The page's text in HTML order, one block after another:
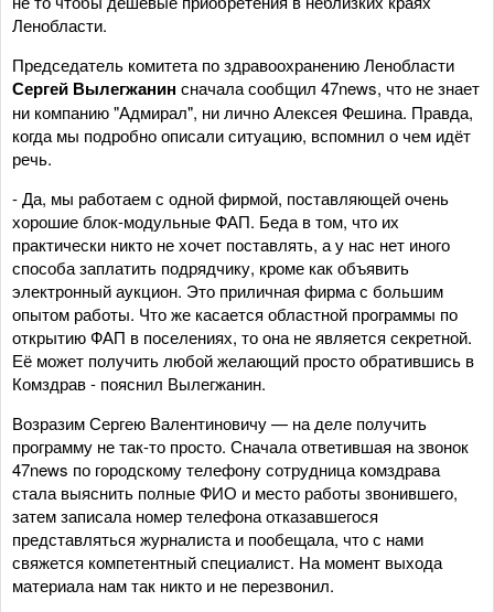
Ленобласти.
Председатель комитета по здравоохранению Ленобласти
Сергей Вылегжанин сначала сообщил 47news, что не знает
ни компанию "Адмирал", ни лично Алексея Фешина. Правда,
когда мы подробно описали ситуацию, вспомнил о чем идёт
речь.
- Да, мы работаем с одной фирмой, поставляющей очень
хорошие блок-модульные ФАП. Беда в том, что их
практически никто не хочет поставлять, а у нас нет иного
способа заплатить подрядчику, кроме как объявить
электронный аукцион. Это приличная фирма с большим
опытом работы. Что же касается областной программы по
открытию ФАП в поселениях, то она не является секретной.
Её может получить любой желающий просто обратившись в
Комздрав - пояснил Вылегжанин.
Возразим Сергею Валентиновичу — на деле получить
программу не так-то просто. Сначала ответившая на звонок
47news по городскому телефону сотрудница комздрава
стала выяснить полные ФИО и место работы звонившего,
затем записала номер телефона отказавшегося
представляться журналиста и пообещала, что с нами
свяжется компетентный специалист. На момент выхода
материала нам так никто и не перезвонил.